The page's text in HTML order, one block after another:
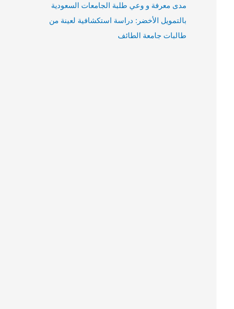
مدى معرفة و وعي طلبة الجامعات السعودية
بالتمويل الأخضر: دراسة استكشافية لعينة من
طالبات جامعة الطائف